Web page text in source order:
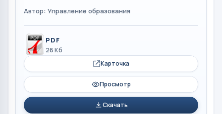
Автор: Управление образования
PDF
26 Кб
Карточка
Просмотр
Скачать